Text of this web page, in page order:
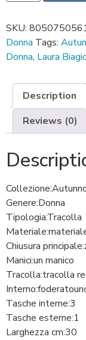
SKU:
Donna Tags:
Donna, Laura
Description
Reviews (0)
Collezione:
Genere:Donna
Tipologia:Tracolla
Materiale:
Chiusura principale:
Manici:un manico
Tracolla:tracolla
Interno:foderato
Tasche interne:3
Tasche esterne:1
Larghezza cm:30